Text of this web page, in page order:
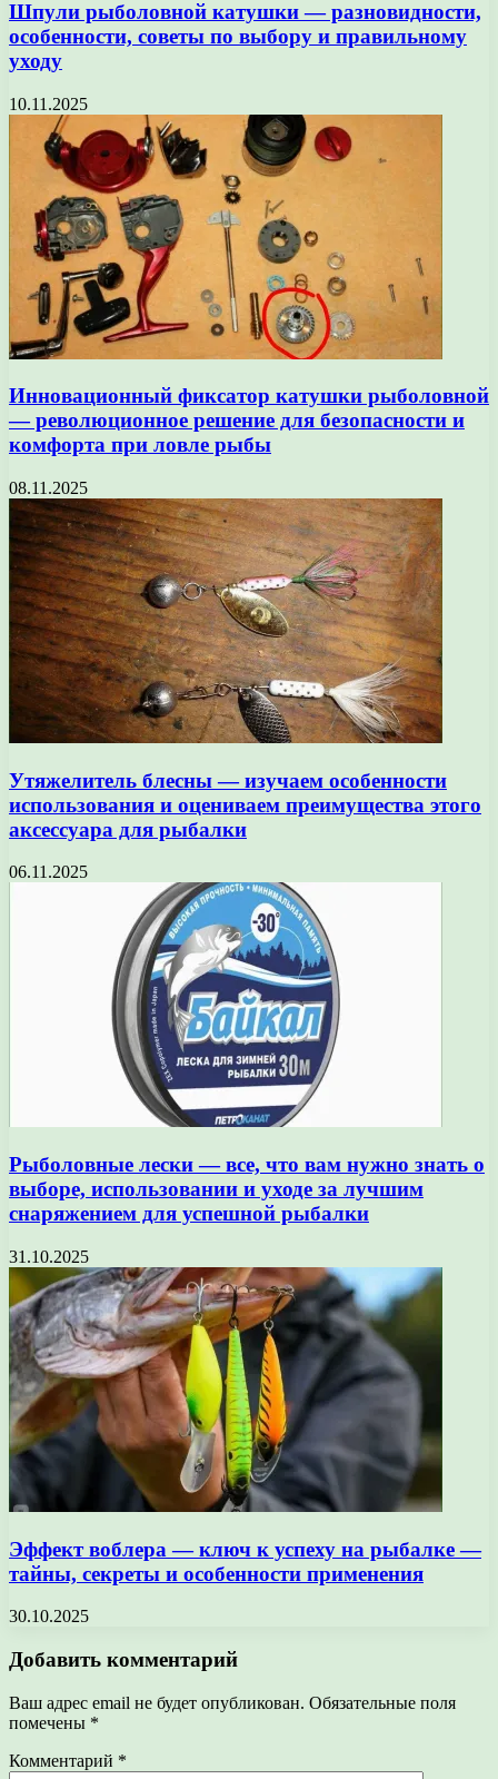
Шпули рыболовной катушки — разновидности,
особенности, советы по выбору и правильному
уходу
10.11.2025
Инновационный фиксатор катушки рыболовной
— революционное решение для безопасности и
комфорта при ловле рыбы
08.11.2025
Утяжелитель блесны — изучаем особенности
использования и оцениваем преимущества этого
аксессуара для рыбалки
06.11.2025
Рыболовные лески — все, что вам нужно знать о
выборе, использовании и уходе за лучшим
снаряжением для успешной рыбалки
31.10.2025
Эффект воблера — ключ к успеху на рыбалке —
тайны, секреты и особенности применения
30.10.2025
Добавить комментарий
Ваш адрес email не будет опубликован. Обязательные поля
помечены *
Комментарий *